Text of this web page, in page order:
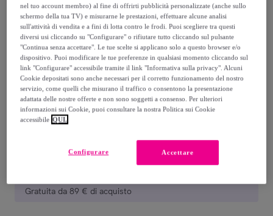
8,24 €
10,30 €
-20%
Venduto daLa Table d'Arc
Gratuita da 89 € di acquisto
nel tuo account membro) al fine di offrirti pubblicità personalizzate (anche sullo
schermo della tua TV) e misurarne le prestazioni, effettuare alcune analisi
sull'attività di vendita e a fini di lotta contro le frodi. Puoi scegliere tra questi
diversi usi cliccando su "Configurare" o rifiutare tutto cliccando sul pulsante
"Continua senza accettare". Le tue scelte si applicano solo a questo browser e/o
dispositivo. Puoi modificare le tue preferenze in qualsiasi momento cliccando sul
link "Configurare" accessibile tramite il link "Informativa sulla privacy". Alcuni
Cookie depositati sono anche necessari per il corretto funzionamento del nostro
servizio, come quelli che misurano il traffico o consentono la presentazione
adattata delle nostre offerte e non sono soggetti a consenso. Per ulteriori
informazioni sui Cookie, puoi consultare la nostra Politica sui Cookie
accessibile QUI.
Accettare
Configurare